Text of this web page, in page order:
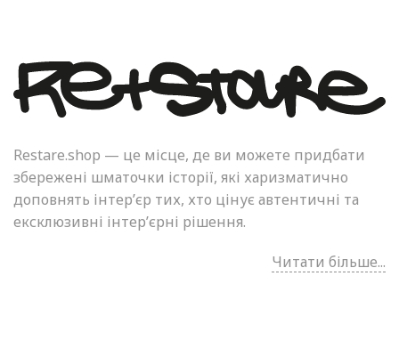
Restare.shop — це місце, де ви можете придбати
збережені шматочки історії, які харизматично
доповнять інтер’єр тих, хто цінує автентичні та
ексклюзивні інтер’єрні рішення.
Читати більше...